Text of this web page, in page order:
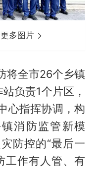
多图片
将全市26个乡镇
负责1个片区，
心指挥协调，构
消防监管新模
防控的“最后一
工作有人管、有